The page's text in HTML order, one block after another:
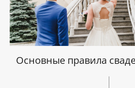
Основные правила